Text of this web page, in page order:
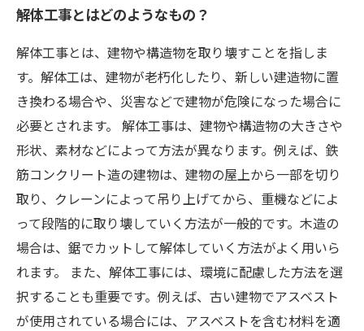
解体工事とはどのようなもの？
解体工事とは、建物や構造物を取り壊すことを指しま
す。解体工は、建物が老朽化したり、新しい建造物に置
き換わる場合や、災害などで建物が危険になった場合に
必要とされます。 解体工事は、建物や構造物の大きさや
形状、素材などによって方法が異なります。例えば、鉄
筋コンクリート造の建物は、建物の屋上から一部を切り
取り、クレーンによって吊り上げてから、重機などによ
って段階的に取り壊していく方法が一般的です。木造の
場合は、鋸でカットして解体していく方法がよく用いら
れます。 また、解体工事には、環境に配慮した方法を選
択することも重要です。例えば、古い建物でアスベスト
が使用されている場合には、アスベストを含む材料を適